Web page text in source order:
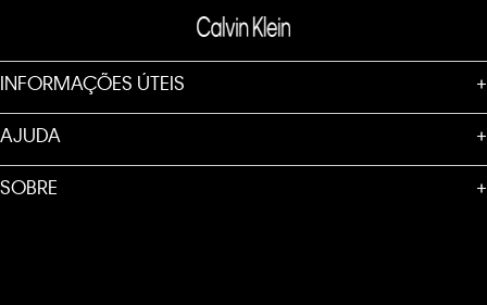
INFORMAÇÕES ÚTEIS +
AJUDA +
SOBRE +